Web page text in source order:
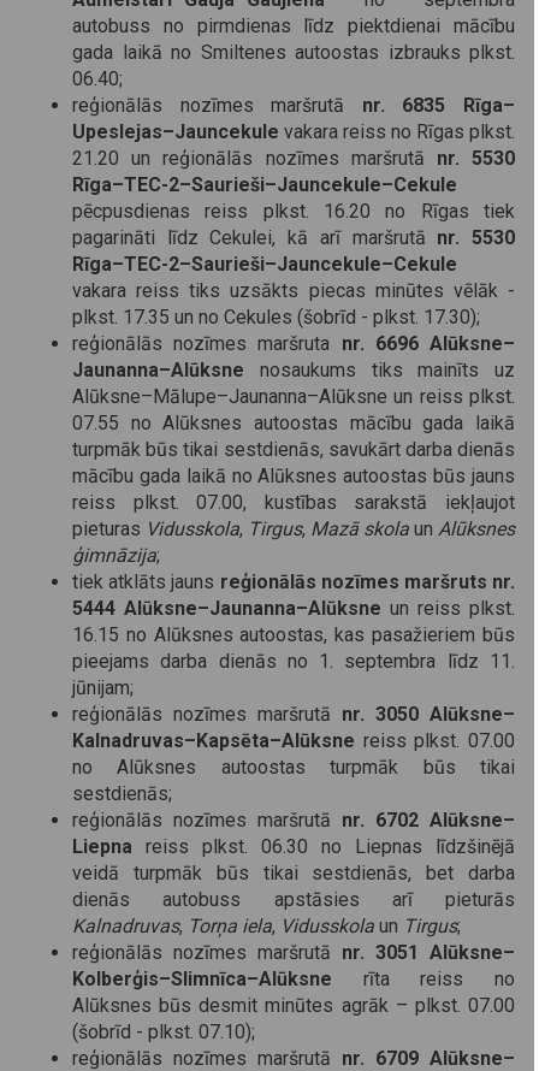
autobuss no pirmdienas līdz piektdienai mācību
gada laikā no Smiltenes autoostas izbrauks plkst.
06.40;
reģionālās nozīmes maršrutā nr. 6835 Rīga–
Upeslejas–Jauncekule vakara reiss no Rīgas plkst.
21.20 un reģionālās nozīmes maršrutā nr. 5530
Rīga–TEC-2–Saurieši–Jauncekule–Cekule
pēcpusdienas reiss plkst. 16.20 no Rīgas tiek
pagarināti līdz Cekulei, kā arī maršrutā nr. 5530
Rīga–TEC-2–Saurieši–Jauncekule–Cekule
vakara reiss tiks uzsākts piecas minūtes vēlāk -
plkst. 17.35 un no Cekules (šobrīd - plkst. 17.30);
reģionālās nozīmes maršruta nr. 6696 Alūksne–
Jaunanna–Alūksne nosaukums tiks mainīts uz
Alūksne–Mālupe–Jaunanna–Alūksne un reiss plkst.
07.55 no Alūksnes autoostas mācību gada laikā
turpmāk būs tikai sestdienās, savukārt darba dienās
mācību gada laikā no Alūksnes autoostas būs jauns
reiss plkst. 07.00, kustības sarakstā iekļaujot
pieturas Vidusskola, Tirgus, Mazā skola un Alūksnes
ģimnāzija;
tiek atklāts jauns reģionālās nozīmes maršruts nr.
5444 Alūksne–Jaunanna–Alūksne un reiss plkst.
16.15 no Alūksnes autoostas, kas pasažieriem būs
pieejams darba dienās no 1. septembra līdz 11.
jūnijam;
reģionālās nozīmes maršrutā nr. 3050 Alūksne–
Kalnadruvas–Kapsēta–Alūksne reiss plkst. 07.00
no Alūksnes autoostas turpmāk būs tikai
sestdienās;
reģionālās nozīmes maršrutā nr. 6702 Alūksne–
Liepna reiss plkst. 06.30 no Liepnas līdzšinējā
veidā turpmāk būs tikai sestdienās, bet darba
dienās autobuss apstāsies arī pieturās
Kalnadruvas, Torņa iela, Vidusskola un Tirgus;
reģionālās nozīmes maršrutā nr. 3051 Alūksne–
Kolberģis–Slimnīca–Alūksne rīta reiss no
Alūksnes būs desmit minūtes agrāk – plkst. 07.00
(šobrīd - plkst. 07.10);
reģionālās nozīmes maršrutā nr. 6709 Alūksne–